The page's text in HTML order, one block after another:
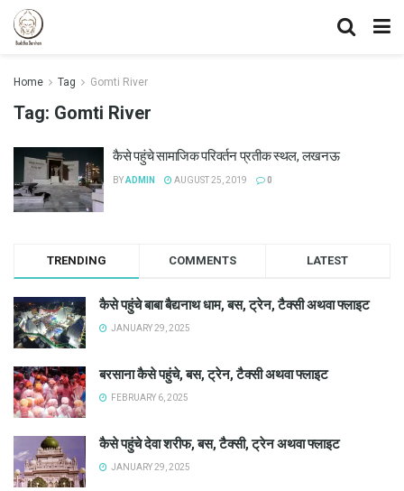
Home Tag Gomti River
Tag: Gomti River
कैसे पहुंचे सामाजिक परिवर्तन प्रतीक स्थल, लखनऊ
BYADMIN AUGUST 25, 2019 0
TRENDING COMMENTS LATEST
कैसे पहुंचे बाबा बैद्यनाथ धाम, बस, ट्रेन, टैक्सी अथवा फ्लाइट
JANUARY 29, 2025
बरसाना कैसे पहुंचे, बस, ट्रेन, टैक्सी अथवा फ्लाइट
FEBRUARY 6, 2025
कैसे पहुंचे देवा शरीफ, बस, टैक्सी, ट्रेन अथवा फ्लाइट
JANUARY 29, 2025